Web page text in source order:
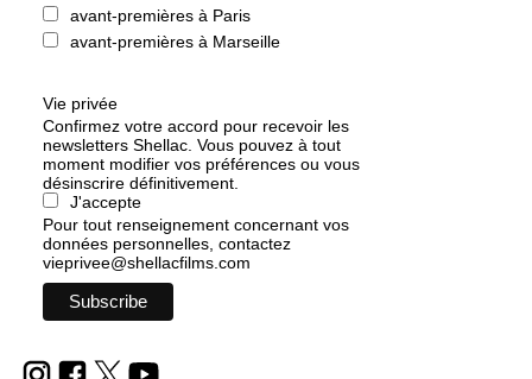
avant-premières à Paris
avant-premières à Marseille
Vie privée
Confirmez votre accord pour recevoir les
newsletters Shellac. Vous pouvez à tout
moment modifier vos préférences ou vous
désinscrire définitivement.
J'accepte
Pour tout renseignement concernant vos
données personnelles, contactez
vieprivee@shellacfilms.com